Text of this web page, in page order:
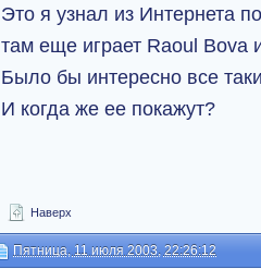
Это я узнал из Интернета
там еще играет Raoul
Было бы интересно все
И когда же ее покажут?
Наверх
Пятница, 11 июля 2003, 22:26:12